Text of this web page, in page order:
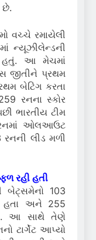
છે.
વચ્ચે રમાયેલી
ન્યૂઝીલેન્ડની
હતું. આ મેચમાં
જીતીને પ્રથમ
બેટિંગ કરતા
રનના સ્કોર
ભારતીય ટીમ
ઓલઆઉટ
લીડ મળી
રહી હતી
બેટ્સમેનો 103
હતા અને 255
આ સાથે તેણે
ટાર્ગેટ આપ્યો